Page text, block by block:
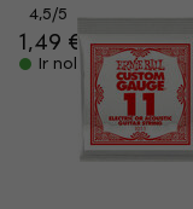
4,5/5
1,49 €
Ir noliktavā